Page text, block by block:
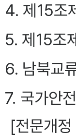
4. 제15조
5. 제15조
6. 남북교
7. 국가안
[전문개